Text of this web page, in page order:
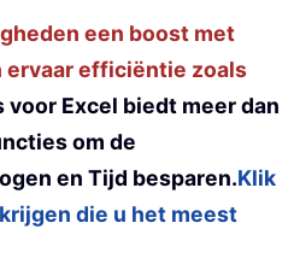
een boost met
ervaar efficiëntie zoals
voor Excel biedt meer dan
om de
en Tijd besparen.Klik
die u het meest